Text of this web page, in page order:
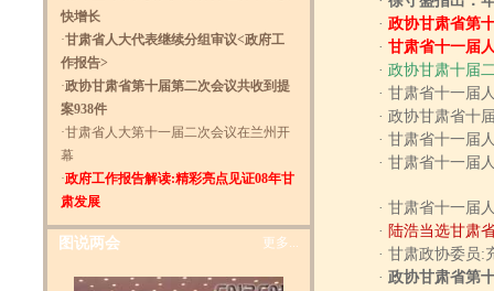
快增长
·甘肃省人大代表继续分组审议<政府工
作报告>
·政协甘肃省第十届第二次会议共收到提
案938件
·甘肃省人大第十一届二次会议在兰州开
幕
·政府工作报告解读:精彩亮点见证08年甘
肃发展
图说两会 更多...
· 政协甘肃省第
· 甘肃省十一届
· 政协甘肃十届
· 甘肃省十一届
· 政协甘肃省十
· 甘肃省十一届
· 甘肃省十一届
· 甘肃省十一届
· 陆浩当选甘肃
· 甘肃政协委员:
· 政协甘肃省第